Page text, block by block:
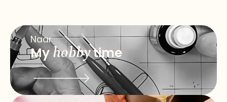
Naar
Myhobbytime